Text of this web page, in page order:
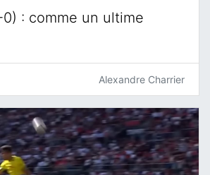
: comme un ultime
Alexandre Charrier